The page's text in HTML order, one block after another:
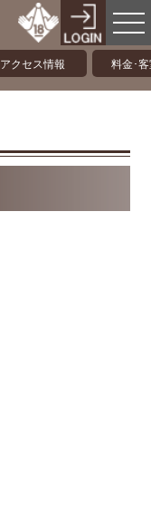
アクセス情報 料金･